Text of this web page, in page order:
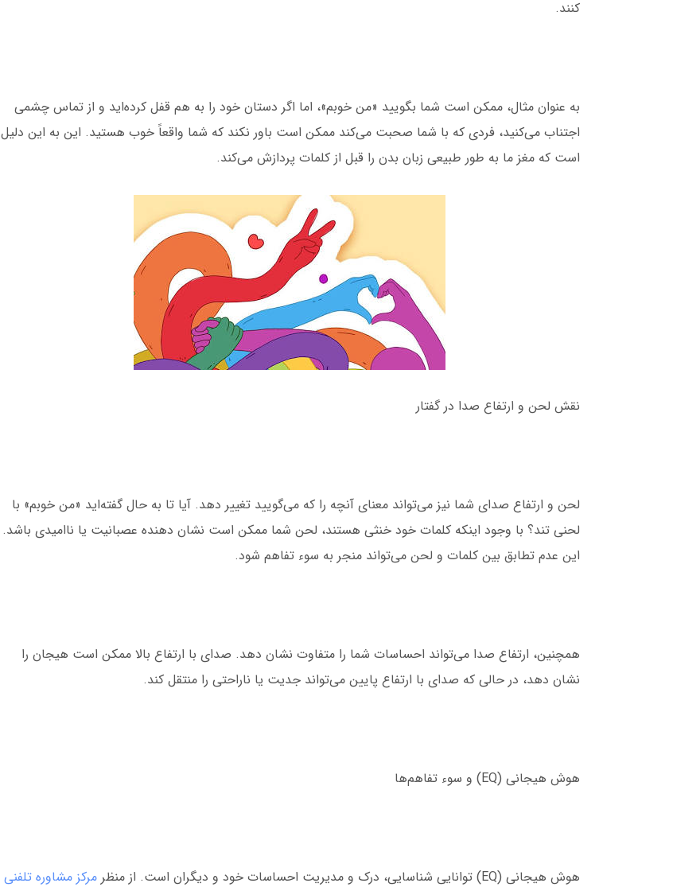
کنند.
به عنوان مثال، ممکن است شما بگویید «من خوبم»، اما اگر دستان خود را به هم قفل کرده‌اید و از تماس چشمی
اجتناب می‌کنید، فردی که با شما صحبت می‌کند ممکن است باور نکند که شما واقعاً خوب هستید. این به این دلیل
است که مغز ما به طور طبیعی زبان بدن را قبل از کلمات پردازش می‌کند.
نقش لحن و ارتفاع صدا در گفتار
لحن و ارتفاع صدای شما نیز می‌تواند معنای آنچه را که می‌گویید تغییر دهد. آیا تا به حال گفته‌اید «من خوبم» با
لحنی تند؟ با وجود اینکه کلمات خود خنثی هستند، لحن شما ممکن است نشان دهنده عصبانیت یا ناامیدی باشد.
این عدم تطابق بین کلمات و لحن می‌تواند منجر به سوء تفاهم شود.
همچنین، ارتفاع صدا می‌تواند احساسات شما را متفاوت نشان دهد. صدای با ارتفاع بالا ممکن است هیجان را
نشان دهد، در حالی که صدای با ارتفاع پایین می‌تواند جدیت یا ناراحتی را منتقل کند.
هوش هیجانی (EQ) و سوء تفاهم‌ها
هوش هیجانی (EQ) توانایی شناسایی، درک و مدیریت احساسات خود و دیگران است. از منظر مرکز مشاوره تلفنی